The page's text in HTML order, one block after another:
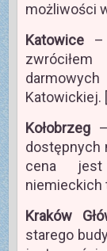
możliwości
Katowice–
Katowickiej.
Kołobrzeg–
dostępnych
cena jest
niemieckich
Kraków
starego